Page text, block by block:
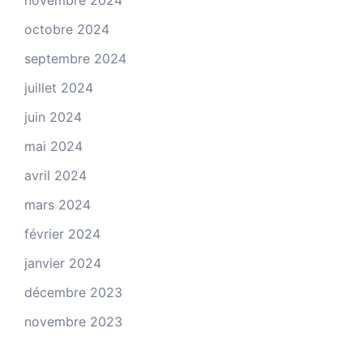
octobre 2024
septembre 2024
juillet 2024
juin 2024
mai 2024
avril 2024
mars 2024
février 2024
janvier 2024
décembre 2023
novembre 2023